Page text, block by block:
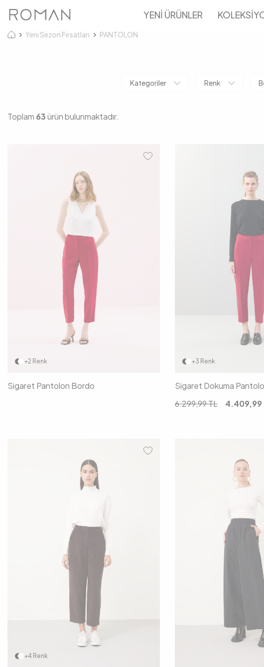
YENİ ÜRÜNLER
Yeni Sezon Fırsatları PANTOLON
Kategoriler Renk
Toplam 63ürün bulunmaktadır.
+2 Renk
38
Sigaret Pantolon Bordo
+3 Renk
38
Sigaret Dokuma
6.299,99TL 4.409,99
+4 Renk
38